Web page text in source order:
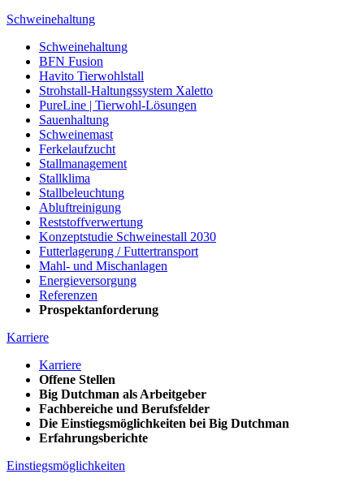
Schweinehaltung
Schweinehaltung
BFN Fusion
Havito Tierwohlstall
Strohstall-Haltungssystem Xaletto
PureLine | Tierwohl-Lösungen
Sauenhaltung
Schweinemast
Ferkelaufzucht
Stallmanagement
Stallklima
Stallbeleuchtung
Abluftreinigung
Reststoffverwertung
Konzeptstudie Schweinestall 2030
Futterlagerung / Futtertransport
Mahl- und Mischanlagen
Energieversorgung
Referenzen
Prospektanforderung
Karriere
Karriere
Offene Stellen
Big Dutchman als Arbeitgeber
Fachbereiche und Berufsfelder
Die Einstiegsmöglichkeiten bei Big Dutchman
Erfahrungsberichte
Einstiegsmöglichkeiten